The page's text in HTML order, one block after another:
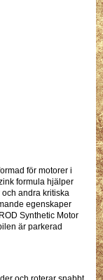
för motorer i
formula hjälper
andra kritiska
egenskaper
Synthetic Motor
är parkerad